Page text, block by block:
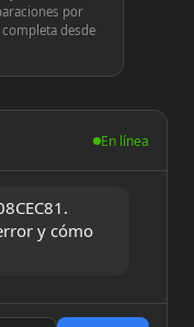
por
desde
En línea
y cómo